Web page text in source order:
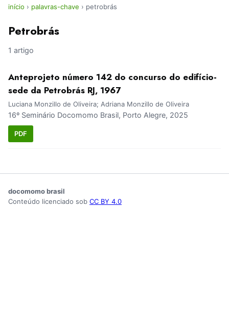
início › palavras-chave › petrobrás
Petrobrás
1 artigo
Anteprojeto número 142 do concurso do edifício-
sede da Petrobrás RJ, 1967
Luciana Monzillo de Oliveira; Adriana Monzillo de Oliveira
16º Seminário Docomomo Brasil, Porto Alegre, 2025
PDF
docomomo brasil
Conteúdo licenciado sob CC BY 4.0